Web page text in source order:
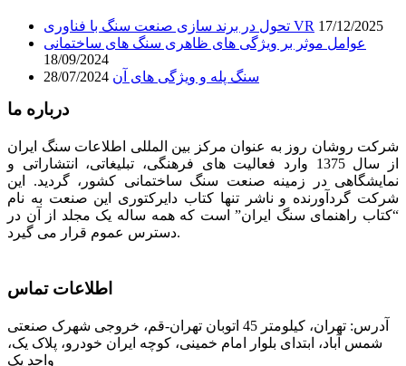
تحول در برند سازی صنعت سنگ با فناوری VR 17/12/2025
عوامل موثر بر ویژگی های ظاهری سنگ های ساختمانی
18/09/2024
سنگ پله و ویژگی های آن 28/07/2024
درباره ما
شرکت روشان روز به عنوان مرکز بین المللی اطلاعات سنگ ایران
از سال 1375 وارد فعالیت های فرهنگی، تبلیغاتی، انتشاراتی و
نمایشگاهی در زمینه صنعت سنگ ساختمانی کشور، گردید. این
شرکت گردآورنده و ناشر تنها کتاب دایرکتوری این صنعت به نام
“کتاب راهنمای سنگ ایران” است که همه ساله یک مجلد از آن در
دسترس عموم قرار می گیرد.
اطلاعات تماس
آدرس: تهران، کیلومتر 45 اتوبان تهران-قم، خروجی شهرک صنعتی
شمس آباد، ابتدای بلوار امام خمینی، کوچه ایران خودرو، پلاک یک،
واحد یک